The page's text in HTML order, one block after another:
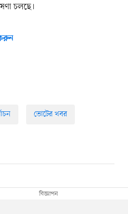
চলছে।
ভোটের খবর